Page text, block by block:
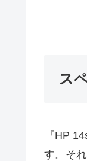
ス
『HP
す。そ